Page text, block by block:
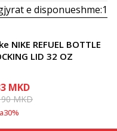
e disponueshme:1
NIKE REFUEL BOTTLE
LID 32 OZ
MKD
MKD
30%